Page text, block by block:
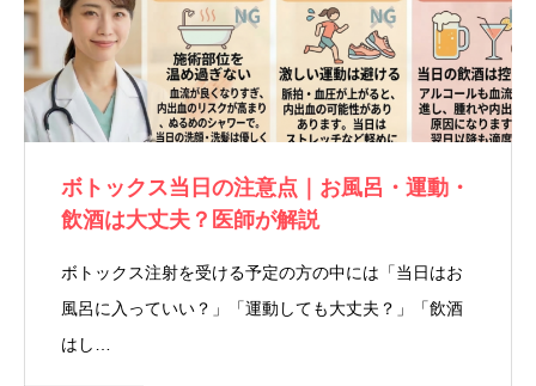
ボトックス当日の注意点｜お風呂・運動・
飲酒は大丈夫？医師が解説
ボトックス注射を受ける予定の方の中には「当日はお
風呂に入っていい？」「運動しても大丈夫？」「飲酒
はし…